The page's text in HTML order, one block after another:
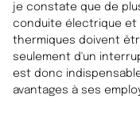
je constate que de
conduite électrique et
thermiques doivent
seulement d'un
est donc
avantages à ses